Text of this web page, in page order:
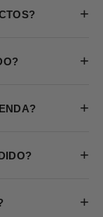
+
+
+
+
+